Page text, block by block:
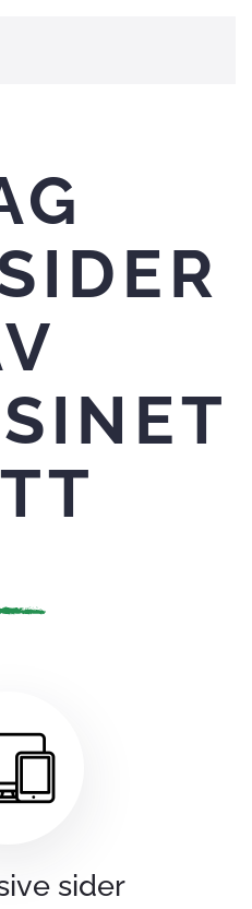
sider